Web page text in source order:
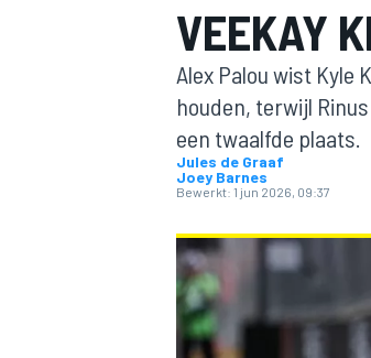
MOTOGP
VEEKAY
Alex Palou wist
houden, terwijl
een twaalfde plaats.
Jules de Graaf
Joey Barnes
Bewerkt: 1 jun 2026, 09:37